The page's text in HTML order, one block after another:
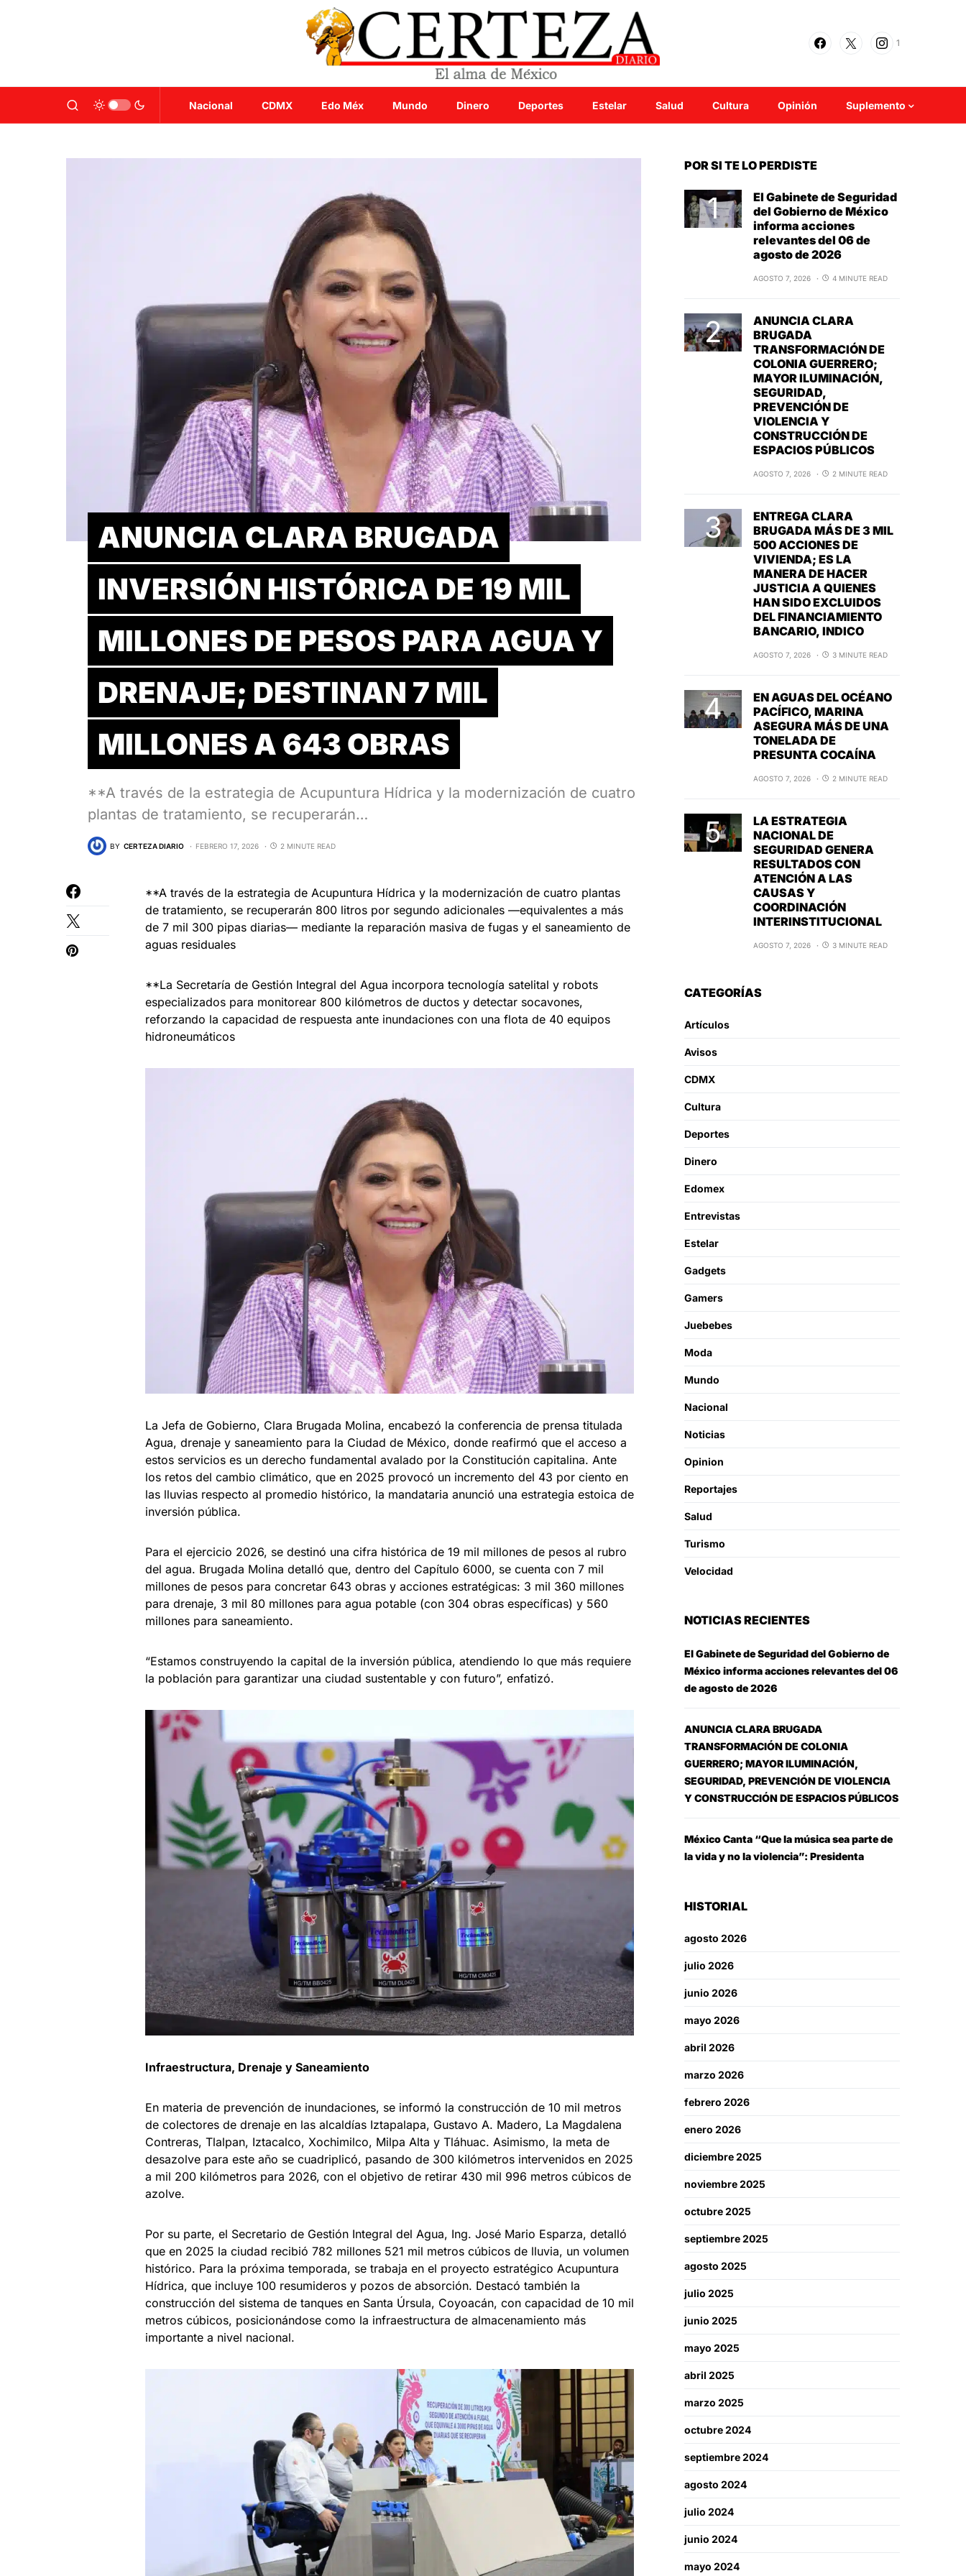
1
Nacional CDMX Edo Méx Mundo Dinero Deportes Estelar Salud Cultura Opinión Suplemento
ANUNCIA CLARA BRUGADA
INVERSIÓN HISTÓRICA DE 19 MIL
MILLONES DE PESOS PARA AGUA Y
DRENAJE; DESTINAN 7 MIL
MILLONES A 643 OBRAS
**A través de la estrategia de Acupuntura Hídrica y la modernización de cuatro
plantas de tratamiento, se recuperarán…
BY CERTEZA DIARIO FEBRERO 17, 2026 2 MINUTE READ
**A través de la estrategia de Acupuntura Hídrica y la modernización de cuatro plantas
de tratamiento, se recuperarán 800 litros por segundo adicionales —equivalentes a más
de 7 mil 300 pipas diarias— mediante la reparación masiva de fugas y el saneamiento de
aguas residuales
**La Secretaría de Gestión Integral del Agua incorpora tecnología satelital y robots
especializados para monitorear 800 kilómetros de ductos y detectar socavones,
reforzando la capacidad de respuesta ante inundaciones con una flota de 40 equipos
hidroneumáticos
La Jefa de Gobierno, Clara Brugada Molina, encabezó la conferencia de prensa titulada
Agua, drenaje y saneamiento para la Ciudad de México, donde reafirmó que el acceso a
estos servicios es un derecho fundamental avalado por la Constitución capitalina. Ante
los retos del cambio climático, que en 2025 provocó un incremento del 43 por ciento en
las lluvias respecto al promedio histórico, la mandataria anunció una estrategia estoica de
inversión pública.
Para el ejercicio 2026, se destinó una cifra histórica de 19 mil millones de pesos al rubro
del agua. Brugada Molina detalló que, dentro del Capítulo 6000, se cuenta con 7 mil
millones de pesos para concretar 643 obras y acciones estratégicas: 3 mil 360 millones
para drenaje, 3 mil 80 millones para agua potable (con 304 obras específicas) y 560
millones para saneamiento.
“Estamos construyendo la capital de la inversión pública, atendiendo lo que más requiere
la población para garantizar una ciudad sustentable y con futuro”, enfatizó.
Infraestructura, Drenaje y Saneamiento
En materia de prevención de inundaciones, se informó la construcción de 10 mil metros
de colectores de drenaje en las alcaldías Iztapalapa, Gustavo A. Madero, La Magdalena
Contreras, Tlalpan, Iztacalco, Xochimilco, Milpa Alta y Tláhuac. Asimismo, la meta de
desazolve para este año se cuadriplicó, pasando de 300 kilómetros intervenidos en 2025
a mil 200 kilómetros para 2026, con el objetivo de retirar 430 mil 996 metros cúbicos de
azolve.
Por su parte, el Secretario de Gestión Integral del Agua, Ing. José Mario Esparza, detalló
que en 2025 la ciudad recibió 782 millones 521 mil metros cúbicos de lluvia, un volumen
histórico. Para la próxima temporada, se trabaja en el proyecto estratégico Acupuntura
Hídrica, que incluye 100 resumideros y pozos de absorción. Destacó también la
construcción del sistema de tanques en Santa Úrsula, Coyoacán, con capacidad de 10 mil
metros cúbicos, posicionándose como la infraestructura de almacenamiento más
importante a nivel nacional.
POR SI TE LO PERDISTE
El Gabinete de Seguridad
del Gobierno de México
informa acciones
relevantes del 06 de
agosto de 2026
AGOSTO 7, 2026 4 MINUTE READ
ANUNCIA CLARA
BRUGADA
TRANSFORMACIÓN DE
COLONIA GUERRERO;
MAYOR ILUMINACIÓN,
SEGURIDAD,
PREVENCIÓN DE
VIOLENCIA Y
CONSTRUCCIÓN DE
ESPACIOS PÚBLICOS
AGOSTO 7, 2026 2 MINUTE READ
ENTREGA CLARA
BRUGADA MÁS DE 3 MIL
500 ACCIONES DE
VIVIENDA; ES LA
MANERA DE HACER
JUSTICIA A QUIENES
HAN SIDO EXCLUIDOS
DEL FINANCIAMIENTO
BANCARIO, INDICO
AGOSTO 7, 2026 3 MINUTE READ
EN AGUAS DEL OCÉANO
PACÍFICO, MARINA
ASEGURA MÁS DE UNA
TONELADA DE
PRESUNTA COCAÍNA
AGOSTO 7, 2026 2 MINUTE READ
LA ESTRATEGIA
NACIONAL DE
SEGURIDAD GENERA
RESULTADOS CON
ATENCIÓN A LAS
CAUSAS Y
COORDINACIÓN
INTERINSTITUCIONAL
AGOSTO 7, 2026 3 MINUTE READ
CATEGORÍAS
Artículos
Avisos
CDMX
Cultura
Deportes
Dinero
Edomex
Entrevistas
Estelar
Gadgets
Gamers
Juebebes
Moda
Mundo
Nacional
Noticias
Opinion
Reportajes
Salud
Turismo
Velocidad
NOTICIAS RECIENTES
El Gabinete de Seguridad del Gobierno de
México informa acciones relevantes del 06
de agosto de 2026
ANUNCIA CLARA BRUGADA
TRANSFORMACIÓN DE COLONIA
GUERRERO; MAYOR ILUMINACIÓN,
SEGURIDAD, PREVENCIÓN DE VIOLENCIA
Y CONSTRUCCIÓN DE ESPACIOS PÚBLICOS
México Canta “Que la música sea parte de
la vida y no la violencia”: Presidenta
HISTORIAL
agosto 2026
julio 2026
junio 2026
mayo 2026
abril 2026
marzo 2026
febrero 2026
enero 2026
diciembre 2025
noviembre 2025
octubre 2025
septiembre 2025
agosto 2025
julio 2025
junio 2025
mayo 2025
abril 2025
marzo 2025
octubre 2024
septiembre 2024
agosto 2024
julio 2024
junio 2024
mayo 2024